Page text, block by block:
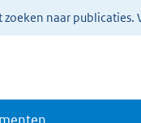
naar publicaties.